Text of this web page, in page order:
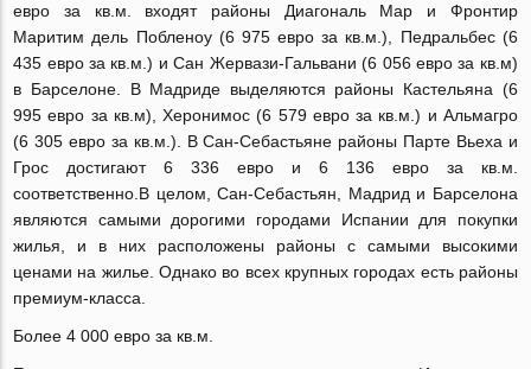
евро за кв.м. входят районы Диагональ Мар и Фронтир
Маритим дель Побленоу (6 975 евро за кв.м.), Педральбес (6
435 евро за кв.м.) и Сан Жервази-Гальвани (6 056 евро за кв.м)
в Барселоне. В Мадриде выделяются районы Кастельяна (6
995 евро за кв.м), Херонимос (6 579 евро за кв.м.) и Альмагро
(6 305 евро за кв.м.). В Сан-Себастьяне районы Парте Вьеха и
Грос достигают 6 336 евро и 6 136 евро за кв.м.
соответственно.В целом, Сан-Себастьян, Мадрид и Барселона
являются самыми дорогими городами Испании для покупки
жилья, и в них расположены районы с самыми высокими
ценами на жилье. Однако во всех крупных городах есть районы
премиум-класса.
Более 4 000 евро за кв.м.